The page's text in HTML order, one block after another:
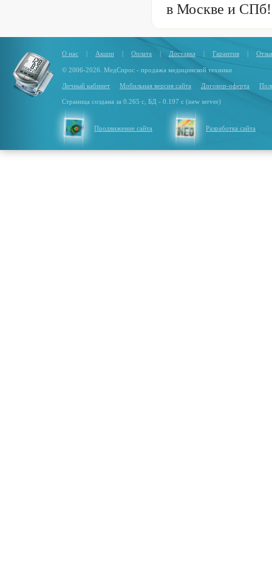
в Москве и СПб!
О нас | Акции | Оплата | Доставка | Гарантия |
© 2006-2026. МедСпрос - продажа медицинской техники
Личный кабинет Мобильная версия сайта Договор-оферта
Страница создана за 0.265 с, БД - 0.197 с (new server)
Продвижение сайта Разработка сайта